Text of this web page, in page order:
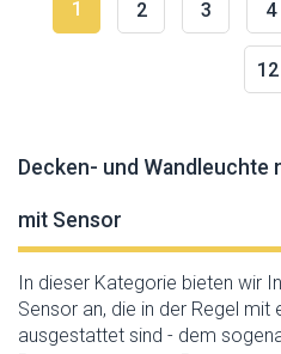
1 2 3 4
12
Decken- und Wandleuchte
mit Sensor
In dieser Kategorie bieten wir
Sensor an, die in der Regel
ausgestattet sind - dem